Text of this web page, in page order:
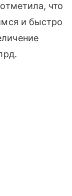
что
и быстро